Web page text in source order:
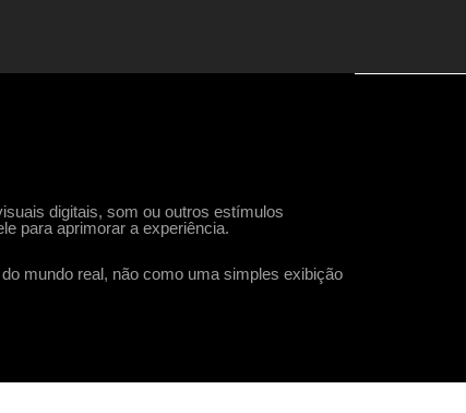
digitais, som ou outros estímulos
para aprimorar a experiência.
mundo real, não como uma simples exibição